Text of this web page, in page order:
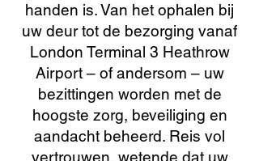
handen is. Van het ophalen bij
uw deur tot de bezorging vanaf
London Terminal 3 Heathrow
Airport – of andersom – uw
bezittingen worden met de
hoogste zorg, beveiliging en
aandacht beheerd. Reis vol
vertrouwen, wetende dat uw